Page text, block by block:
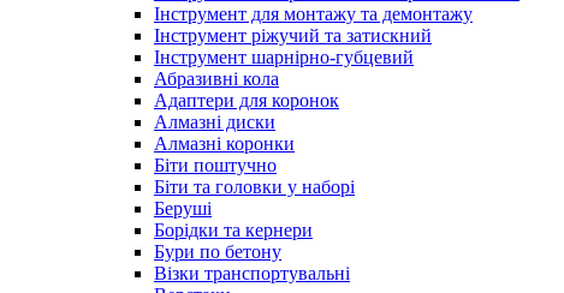
Інструмент для монтажу та демонтажу
Інструмент ріжучий та затискний
Інструмент шарнірно-губцевий
Абразивні кола
Адаптери для коронок
Алмазні диски
Алмазні коронки
Біти поштучно
Біти та головки у наборі
Беруші
Борідки та кернери
Бури по бетону
Візки транспортувальні